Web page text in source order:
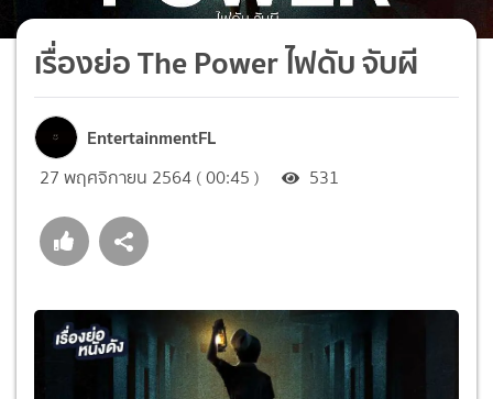
เรื่องย่อ The Power ไฟดับ จับผี
EntertainmentFL
27 พฤศจิกายน 2564 ( 00:45 ) 531